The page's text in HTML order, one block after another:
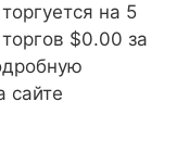
на 5
$0.00 за
сайте